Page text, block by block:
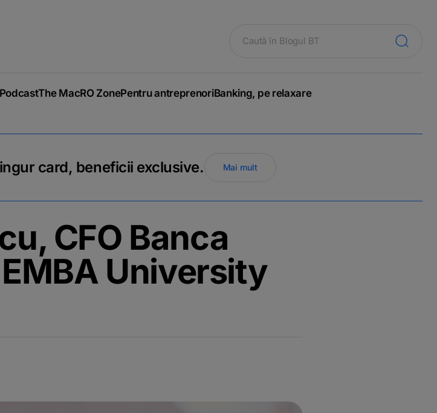
The MacRO ZonePentru antreprenoriBanking, pe relaxare
card, beneficii exclusive. Mai mult
CFO Banca
University